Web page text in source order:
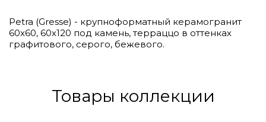
Petra (Gresse) - крупноформатный керамогранит
60х60, 60х120 под камень, терраццо в оттенках
графитового, серого, бежевого.
Товары коллекции